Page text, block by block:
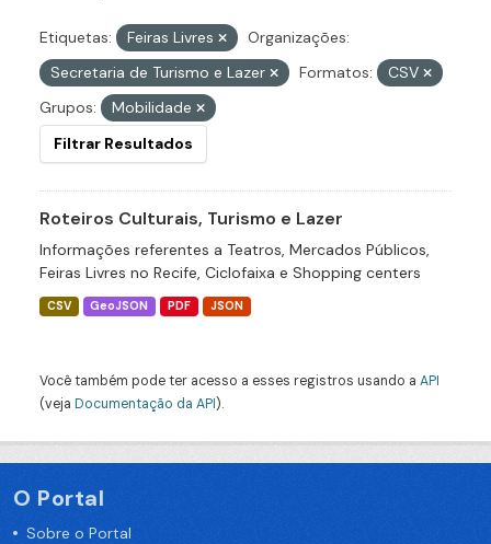
Etiquetas: Feiras Livres
Organizações:
Secretaria de Turismo e Lazer
Formatos:
CSV
Grupos:
Mobilidade
Filtrar Resultados
Roteiros Culturais, Turismo e Lazer
Informações referentes a Teatros, Mercados Públicos,
Feiras Livres no Recife, Ciclofaixa e Shopping centers
CSV GeoJSON PDF JSON
Você também pode ter acesso a esses registros usando a API
(veja Documentação da API).
O Portal
Sobre o Portal